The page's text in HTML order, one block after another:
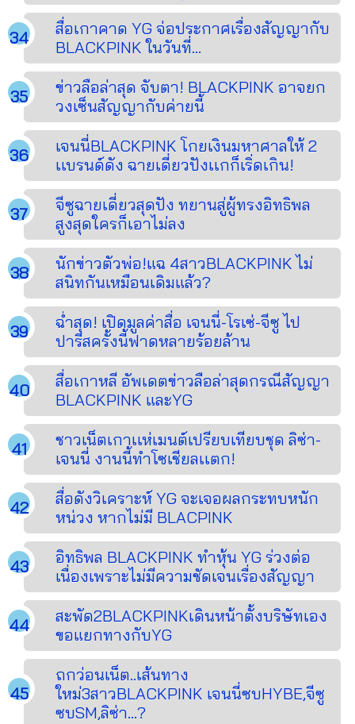
สื่อเกาคาด YG จ่อประกาศเรื่องสัญญากับ
BLACKPINK ในวันที่...
ข่าวลือล่าสุด จับตา! BLACKPINK อาจยก
วงเซ็นสัญญากับค่ายนี้
เจนนี่BLACKPINK โกยเงินมหาศาลให้ 2
เเบรนด์ดัง ฉายเดี่ยวปังเเกก็เริ่ดเกิน!
จีซูฉายเดี่ยวสุดปัง ทยานสู่ผู้ทรงอิทธิพล
สูงสุดใครก็เอาไม่ลง
นักข่าวตัวพ่อ!แฉ 4สาวBLACKPINK ไม่
สนิทกันเหมือนเดิมแล้ว?
ฉ่ำสุด! เปิดมูลค่าสื่อ เจนนี่-โรเซ่-จีซู ไป
ปารีสครั้งนี้ฟาดหลายร้อยล้าน
สื่อเกาหลี อัพเดตข่าวลือล่าสุดกรณีสัญญา
BLACKPINK และYG
ชาวเน็ตเกาเเห่เมนต์เปรียบเทียบชุด ลิซ่า-
เจนนี่ งานนี้ทำโซเชียลเเตก!
สื่อดังวิเคราะห์ YG จะเจอผลกระทบหนัก
หน่วง หากไม่มี BLACPINK
อิทธิพล BLACKPINK ทำหุ้น YG ร่วงต่อ
เนื่องเพราะไม่มีความชัดเจนเรื่องสัญญา
สะพัด2BLACKPINKเดินหน้าตั้งบริษัทเอง
ขอแยกทางกับYG
ถกว่อนเน็ต..เส้นทาง
ใหม่3สาวBLACKPINK เจนนี่ซบHYBE,จีซู
ซบSM,ลิซ่า...?